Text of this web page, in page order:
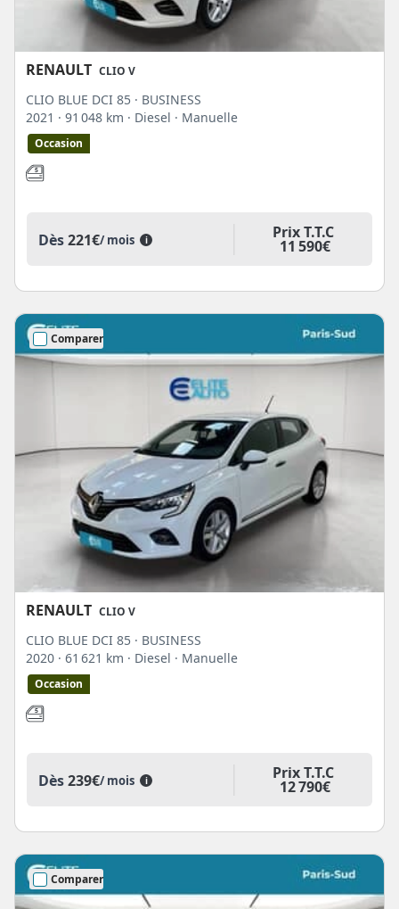
RENAULT CLIO V
CLIO BLUE DCI 85 · BUSINESS
2021 · 91 048 km · Diesel · Manuelle
Occasion
Dès221€/ mois i Prix T.T.C
11 590€
Comparer
RENAULT CLIO V
CLIO BLUE DCI 85 · BUSINESS
2020 · 61 621 km · Diesel · Manuelle
Occasion
Dès239€/ mois i Prix T.T.C
12 790€
Comparer